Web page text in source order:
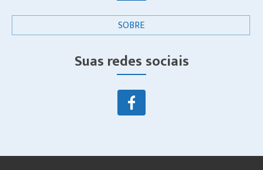
SOBRE
Suas redes sociais